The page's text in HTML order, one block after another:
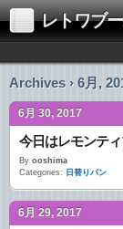
レトワブ
Archives › 6月,
6月 30, 2017
今日はレモンテ
By ooshima
Categories: 日替りパン
6月 29, 2017